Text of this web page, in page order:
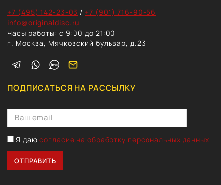
+7 (495) 142-23-03 / +7 (901) 716-90-56
info@originaldisc.ru
Часы работы: с 9:00 до 21:00
г. Москва, Мячковский бульвар, д.23.
ПОДПИСАТЬСЯ НА РАССЫЛКУ
Я даю согласие на обработку персональных данных